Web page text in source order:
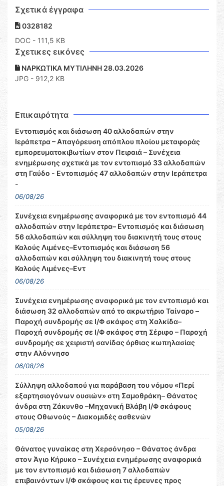
Σχετικά έγγραφα
0328182
DOC - 111,5 KB
Σχετικες εικόνες
ΝΑΡΚΩΤΙΚΑ ΜΥΤΙΛΗΝΗ 28.03.2026
JPG - 912,2 KB
Επικαιρότητα
Εντοπισμός και διάσωση 40 αλλοδαπών στην
Ιεράπετρα – Απαγόρευση απόπλου πλοίου μεταφοράς
εμπορευματοκιβωτίων στον Πειραιά – Συνέχεια
ενημέρωσης σχετικά με τον εντοπισμό 33 αλλοδαπών
στη Γαύδο - Εντοπισμός 47 αλλοδαπών στην Ιεράπετρα
-
06/08/26
Συνέχεια ενημέρωσης αναφορικά με τον εντοπισμό 44
αλλοδαπών στην Ιεράπετρα– Εντοπισμός και διάσωση
56 αλλοδαπών και σύλληψη του διακινητή τους στους
Καλούς Λιμένες–Εντοπισμός και διάσωση 56
αλλοδαπών και σύλληψη του διακινητή τους στους
Καλούς Λιμένες–Εντ
06/08/26
Συνέχεια ενημέρωσης αναφορικά με τον εντοπισμό και
διάσωση 32 αλλοδαπών από το ακρωτήριο Ταίναρο –
Παροχή συνδρομής σε Ι/Φ σκάφος στη Χαλκίδα–
Παροχή συνδρομής σε Ι/Φ σκάφος στη Σέριφο – Παροχή
συνδρομής σε χειριστή σανίδας όρθιας κωπηλασίας
στην Αλόννησο
06/08/26
Σύλληψη αλλοδαπού για παράβαση του νόμου «Περί
εξαρτησιογόνων ουσιών» στη Σαμοθράκη– Θάνατος
άνδρα στη Ζάκυνθο –Μηχανική Βλάβη Ι/Φ σκάφους
στους Οθωνούς – Διακομιδές ασθενών
05/08/26
Θάνατος γυναίκας στη Χερσόνησο – Θάνατος άνδρα
στον Άγιο Κήρυκο – Συνέχεια ενημέρωσης αναφορικά
με τον εντοπισμό και διάσωση 7 αλλοδαπών
επιβαινόντων Ι/Φ σκάφους και τις έρευνες προς